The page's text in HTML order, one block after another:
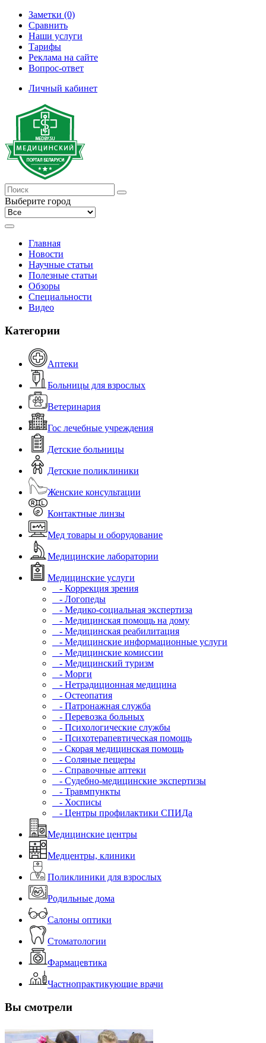
Заметки (0)
Сравнить
Наши услуги
Тарифы
Реклама на сайте
Вопрос-ответ
Личный кабинет
Выберите город
Главная
Новости
Научные статьи
Полезные статьи
Обзоры
Специальности
Видео
Категории
Аптеки
Больницы для взрослых
Ветеринария
Гос лечебные учреждения
Детские больницы
Детские поликлиники
Женские консультации
Контактные линзы
Мед товары и оборудование
Медицинские лаборатории
Медицинские услуги
- Коррекция зрения
- Логопеды
- Медико-социальная экспертиза
- Медицинская помощь на дому
- Медицинская реабилитация
- Медицинские информационные услуги
- Медицинские комиссии
- Медицинский туризм
- Морги
- Нетрадиционная медицина
- Остеопатия
- Патронажная служба
- Перевозка больных
- Психологические службы
- Психотерапевтическая помощь
- Скорая медицинская помощь
- Соляные пещеры
- Справочные аптеки
- Судебно-медицинские экспертизы
- Травмпункты
- Хосписы
- Центры профилактики СПИДа
Медицинские центры
Медцентры, клиники
Поликлиники для взрослых
Родильные дома
Салоны оптики
Стоматологии
Фармацевтика
Частнопрактикующие врачи
Вы смотрели